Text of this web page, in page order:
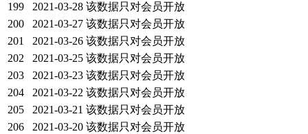
199
2021-03-28 该数据只对会员开放
200
2021-03-27 该数据只对会员开放
201
2021-03-26 该数据只对会员开放
202
2021-03-25 该数据只对会员开放
203
2021-03-23 该数据只对会员开放
204
2021-03-22 该数据只对会员开放
205
2021-03-21 该数据只对会员开放
206
2021-03-20 该数据只对会员开放